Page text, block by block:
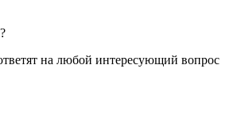
на любой интересующий вопрос